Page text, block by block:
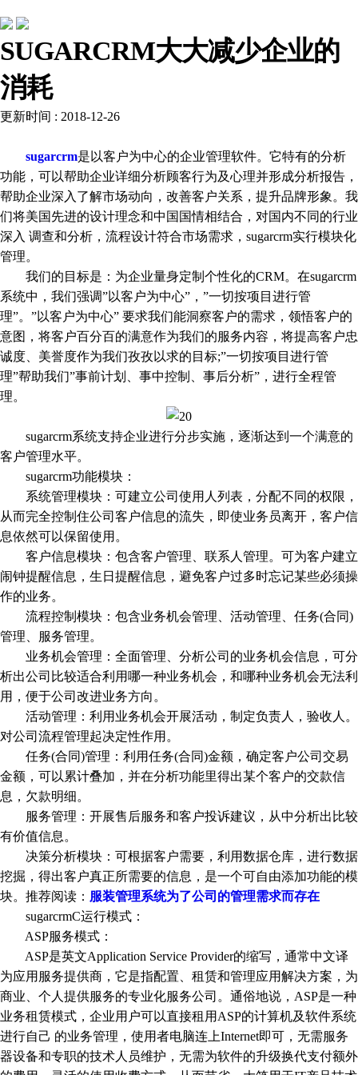
SUGARCRM大大减少企业的
消耗
更新时间 : 2018-12-26
sugarcrm是以客户为中心的企业管理软件。它特有的分析
功能，可以帮助企业详细分析顾客行为及心理并形成分析报告，
帮助企业深入了解市场动向，改善客户关系，提升品牌形象。我
们将美国先进的设计理念和中国国情相结合，对国内不同的行业
深入 调查和分析，流程设计符合市场需求，sugarcrm实行模块化
管理。
我们的目标是：为企业量身定制个性化的CRM。在sugarcrm
系统中，我们强调”以客户为中心”，”一切按项目进行管
理”。”以客户为中心” 要求我们能洞察客户的需求，领悟客户的
意图，将客户百分百的满意作为我们的服务内容，将提高客户忠
诚度、美誉度作为我们孜孜以求的目标;”一切按项目进行管
理”帮助我们”事前计划、事中控制、事后分析”，进行全程管
理。
sugarcrm系统支持企业进行分步实施，逐渐达到一个满意的
客户管理水平。
sugarcrm功能模块：
系统管理模块：可建立公司使用人列表，分配不同的权限，
从而完全控制住公司客户信息的流失，即使业务员离开，客户信
息依然可以保留使用。
客户信息模块：包含客户管理、联系人管理。可为客户建立
闹钟提醒信息，生日提醒信息，避免客户过多时忘记某些必须操
作的业务。
流程控制模块：包含业务机会管理、活动管理、任务(合同)
管理、服务管理。
业务机会管理：全面管理、分析公司的业务机会信息，可分
析出公司比较适合利用哪一种业务机会，和哪种业务机会无法利
用，便于公司改进业务方向。
活动管理：利用业务机会开展活动，制定负责人，验收人。
对公司流程管理起决定性作用。
任务(合同)管理：利用任务(合同)金额，确定客户公司交易
金额，可以累计叠加，并在分析功能里得出某个客户的交款信
息，欠款明细。
服务管理：开展售后服务和客户投诉建议，从中分析出比较
有价值信息。
决策分析模块：可根据客户需要，利用数据仓库，进行数据
挖掘，得出客户真正所需要的信息，是一个可自由添加功能的模
块。推荐阅读： 服装管理系统为了公司的管理需求而存在
sugarcrmC运行模式：
ASP服务模式：
ASP是英文Application Service Provider的缩写，通常中文译
为应用服务提供商，它是指配置、租赁和管理应用解决方案，为
商业、个人提供服务的专业化服务公司。通俗地说，ASP是一种
业务租赁模式，企业用户可以直接租用ASP的计算机及软件系统
进行自己 的业务管理，使用者电脑连上Internet即可，无需服务
器设备和专职的技术人员维护，无需为软件的升级换代支付额外